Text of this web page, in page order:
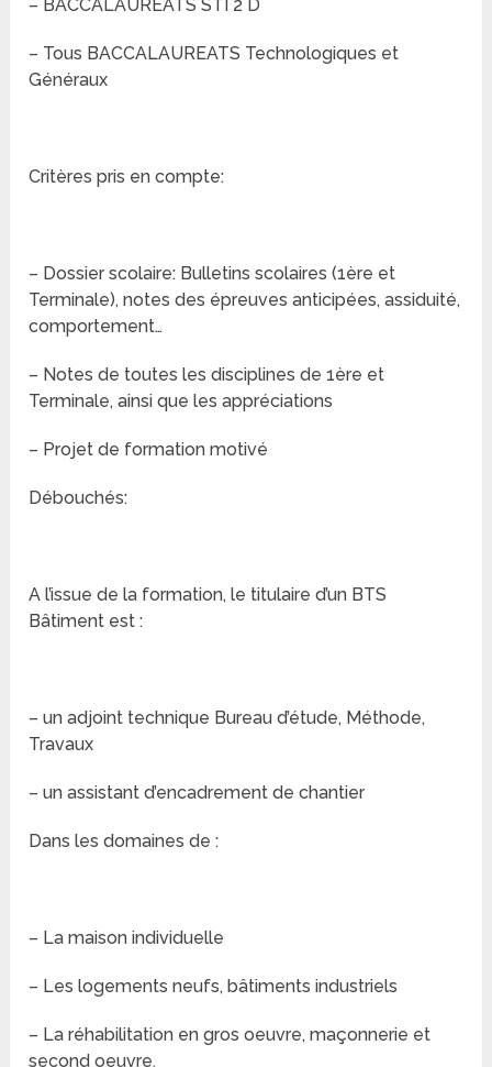
– BACCALAUREATS STI 2 D
– Tous BACCALAUREATS Technologiques et
Généraux
Critères pris en compte:
– Dossier scolaire: Bulletins scolaires (1ère et
Terminale), notes des épreuves anticipées, assiduité,
comportement…
– Notes de toutes les disciplines de 1ère et
Terminale, ainsi que les appréciations
– Projet de formation motivé
Débouchés:
A l’issue de la formation, le titulaire d’un BTS
Bâtiment est :
– un adjoint technique Bureau d’étude, Méthode,
Travaux
– un assistant d’encadrement de chantier
Dans les domaines de :
– La maison individuelle
– Les logements neufs, bâtiments industriels
– La réhabilitation en gros oeuvre, maçonnerie et
second oeuvre.